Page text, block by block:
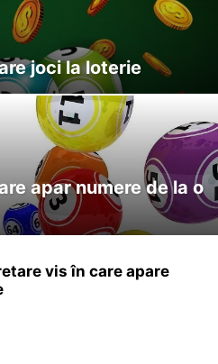
joci la loterie
apar numere de la o
vis în care apare